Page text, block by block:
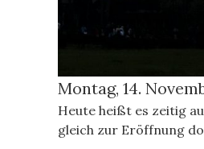
Montag, 14.
Heute heißt es zeitig
gleich zur Eröffnung